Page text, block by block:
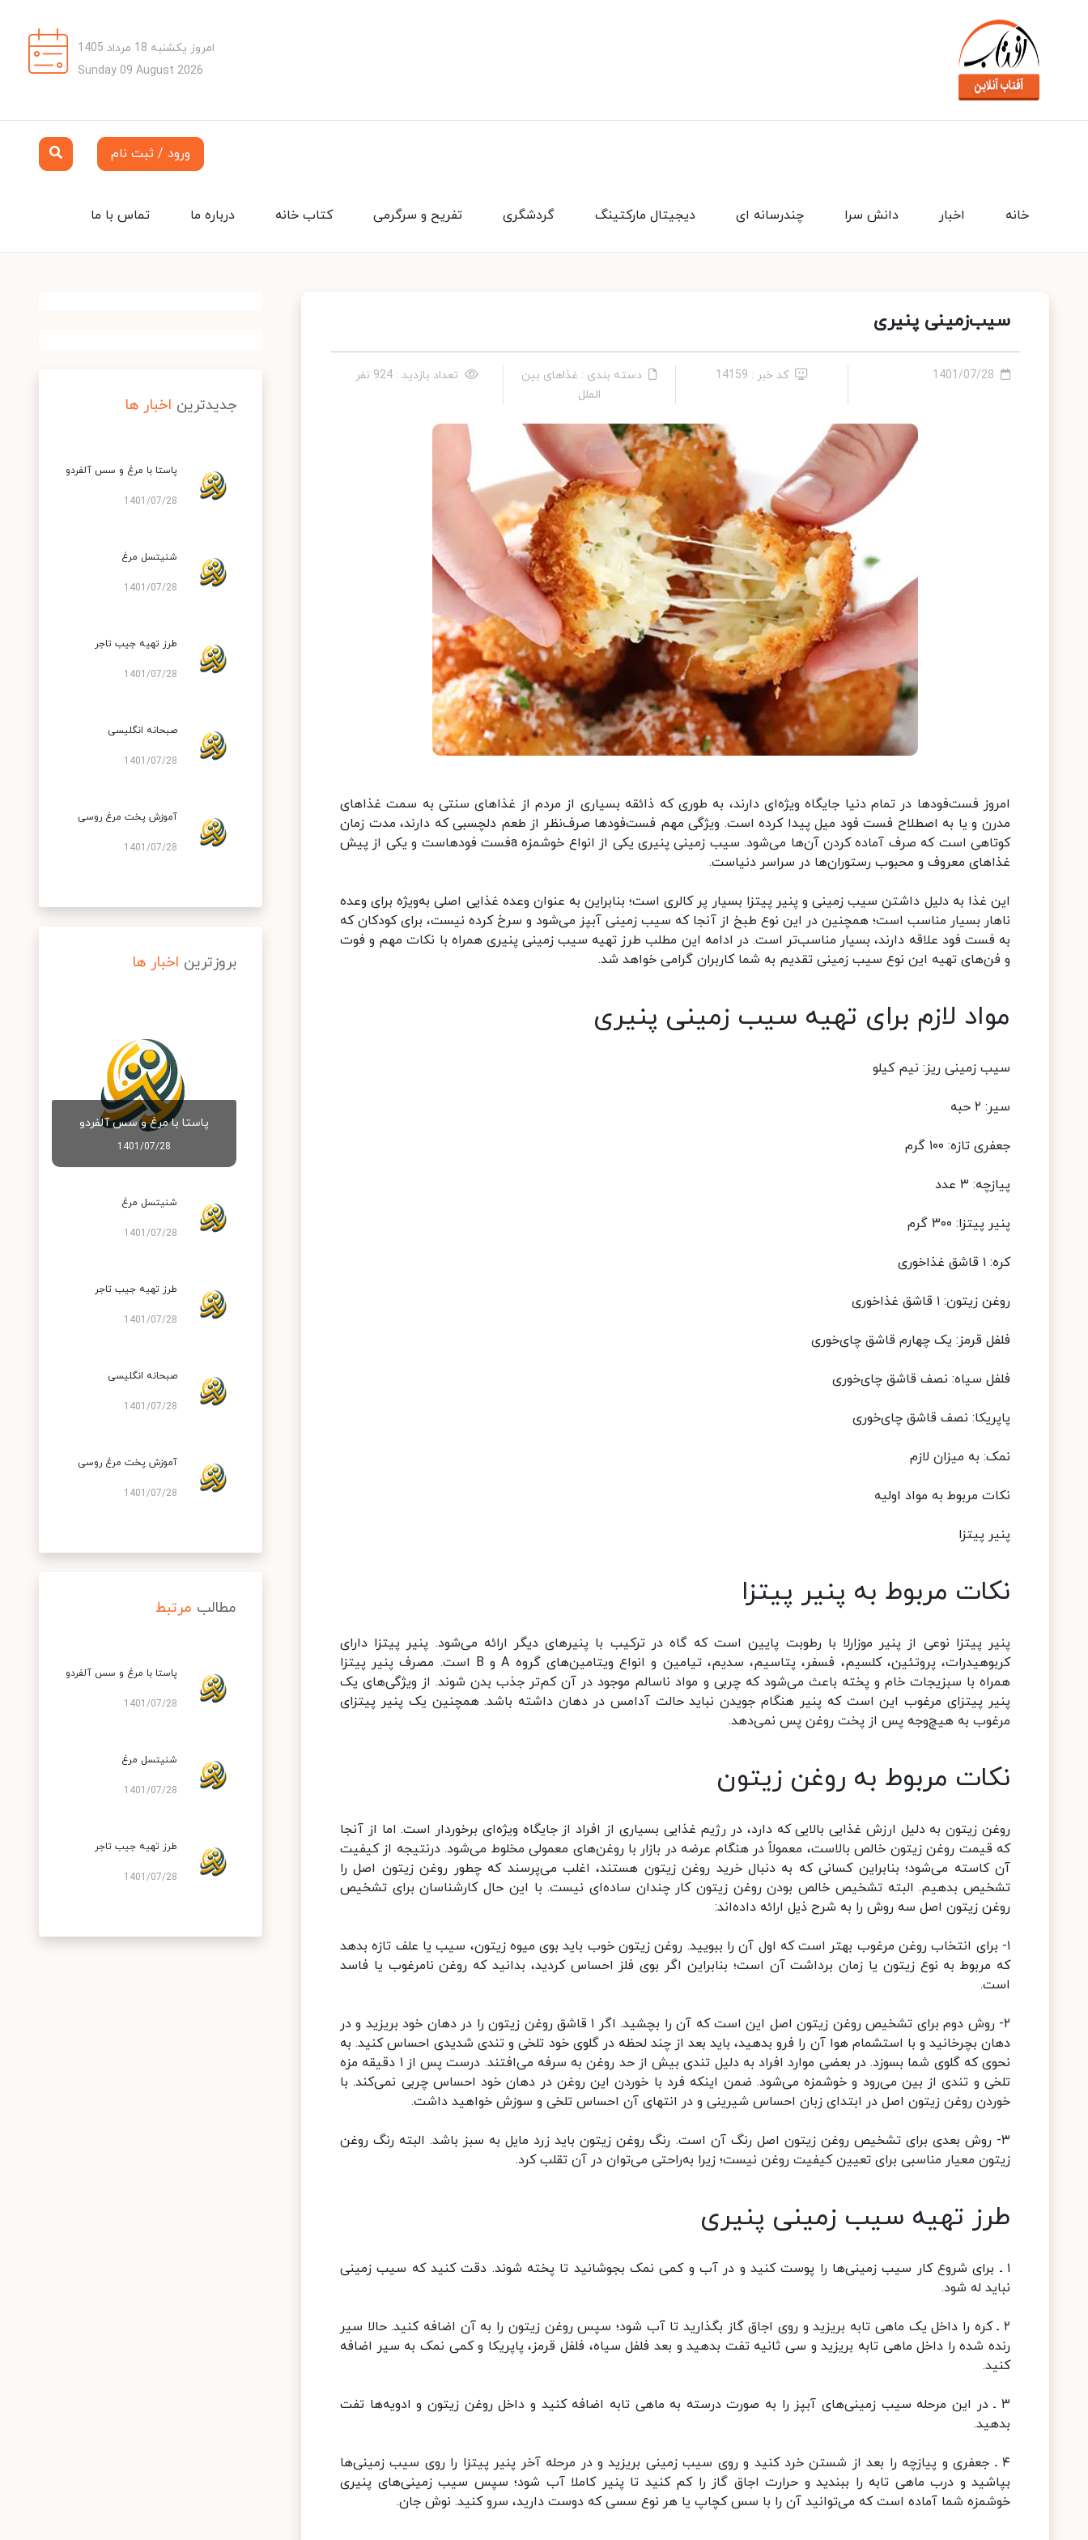
امروز یکشنبه 18 مرداد 1405
Sunday 09 August 2026
ورود / ثبت نام
تماس با ما درباره ما کتاب خانه تفریح و سرگرمی گردشگری دیجیتال مارکتینگ چندرسانه ای دانش سرا اخبار خانه
سیب‌زمینی پنیری
1401/07/28 کد خبر : 14159
دسته بندی : غذاهای بین
الملل
تعداد بازدید : 924 نفر
امروز فست‌فود‌ها در تمام دنیا جایگاه ویژه‌ای دارند، به طوری که ذائقه بسیاری از مردم از غذا‌های سنتی به سمت غذا‌های
مدرن و یا به اصطلاح فست فود میل پیدا کرده است. ویژگی مهم فست‌فود‌ها صرف‌نظر از طعم دلچسبی که دارند، مدت زمان
کوتاهی است که صرف آماده کردن آن‌ها می‌شود. سیب زمینی پنیری یکی از انواع خوشمزه aفست فودهاست و یکی از پیش
غذا‌های معروف و محبوب رستوران‌ها در سراسر دنیاست.
این غذا به دلیل داشتن سیب زمینی و پنیر پیتزا بسیار پر کالری است؛ بنابراین به عنوان وعده غذایی اصلی به‌ویژه برای وعده
ناهار بسیار مناسب است؛ همچنین در این نوع طبخ از آنجا که سیب زمینی آبپز می‌شود و سرخ کرده نیست، برای کودکان که
به فست فود علاقه دارند، بسیار مناسب‌تر است. در ادامه این مطلب طرز تهیه سیب زمینی پنیری همراه با نکات مهم و فوت
و فن‌های تهیه این نوع سیب زمینی تقدیم به شما کاربران گرامی خواهد شد.
مواد لازم برای تهیه سیب زمینی پنیری
سیب زمینی ریز: نیم کیلو
سیر: ۲ حبه
جعفری تازه: ۱۰۰ گرم
پیازچه: ۳ عدد
پنیر پیتزا: ۳۰۰ گرم
کره: ۱ قاشق غذاخوری
روغن زیتون: ۱ قاشق غذاخوری
فلفل قرمز: یک چهارم قاشق چای‌خوری
فلفل سیاه: نصف قاشق چای‌خوری
پاپریکا: نصف قاشق چای‌خوری
نمک: به میزان لازم
نکات مربوط به مواد اولیه
پنیر پیتزا
نکات مربوط به پنیر پیتزا
پنیر پیتزا نوعی از پنیر موزارلا با رطوبت پایین است که گاه در ترکیب با پنیر‌های دیگر ارائه می‌شود. پنیر پیتزا دارای
کربوهیدرات، پروتئین، کلسیم، فسفر، پتاسیم، سدیم، تیامین و انواع ویتامین‌های گروه A و B است. مصرف پنیر پیتزا
همراه با سبزیجات خام و پخته باعث می‌شود که چربی و مواد ناسالم موجود در آن کم‌تر جذب بدن شوند. از ویژگی‌های یک
پنیر پیتزای مرغوب این است که پنیر هنگام جویدن نباید حالت آدامس در دهان داشته باشد. همچنین یک پنیر پیتزای
مرغوب به هیچ‌وجه پس از پخت روغن پس نمی‌دهد.
نکات مربوط به روغن زیتون
روغن زیتون به دلیل ارزش غذایی بالایی که دارد، در رژیم غذایی بسیاری از افراد از جایگاه ویژه‌ای برخوردار است. اما از آنجا
که قیمت روغن زیتون خالص بالاست، معمولاً در هنگام عرضه در بازار با روغن‌های معمولی مخلوط می‌شود. درنتیجه از کیفیت
آن کاسته می‌شود؛ بنابراین کسانی که به دنبال خرید روغن زیتون هستند، اغلب می‌پرسند که چطور روغن زیتون اصل را
تشخیص بدهیم. البته تشخیص خالص بودن روغن زیتون کار چندان ساده‌ای نیست. با این حال کارشناسان برای تشخیص
روغن زیتون اصل سه روش را به شرح ذیل ارائه داده‌اند:
۱- برای انتخاب روغن مرغوب بهتر است که اول آن را ببویید. روغن زیتون خوب باید بوی میوه زیتون، سیب یا علف تازه بدهد
که مربوط به نوع زیتون یا زمان برداشت آن است؛ بنابراین اگر بوی فلز احساس کردید، بدانید که روغن نامرغوب یا فاسد
است.
۲- روش دوم برای تشخیص روغن زیتون اصل این است که آن را بچشید. اگر ۱ قاشق روغن زیتون را در دهان خود بریزید و در
دهان بچرخانید و با استشمام هوا آن را فرو بدهید، باید بعد از چند لحظه در گلوی خود تلخی و تندی شدیدی احساس کنید. به
نحوی که گلوی شما بسوزد. در بعضی موارد افراد به دلیل تندی بیش از حد روغن به سرفه می‌افتند. درست پس از ۱ دقیقه مزه
تلخی و تندی از بین می‌رود و خوشمزه می‌شود. ضمن اینکه فرد با خوردن این روغن در دهان خود احساس چربی نمی‌کند. با
خوردن روغن زیتون اصل در ابتدای زبان احساس شیرینی و در انتهای آن احساس تلخی و سوزش خواهید داشت.
۳- روش بعدی برای تشخیص روغن زیتون اصل رنگ آن است. رنگ روغن زیتون باید زرد مایل به سبز باشد. البته رنگ روغن
زیتون معیار مناسبی برای تعیین کیفیت روغن نیست؛ زیرا به‌راحتی می‌توان در آن تقلب کرد.
طرز تهیه سیب زمینی پنیری
۱ ـ برای شروع کار سیب زمینی‌ها را پوست کنید و در آب و کمی نمک بجوشانید تا پخته شوند. دقت کنید که سیب زمینی
نباید له شود.
۲ ـ کره را داخل یک ماهی تابه بریزید و روی اجاق گاز بگذارید تا آب شود؛ سپس روغن زیتون را به آن اضافه کنید. حالا سیر
رنده شده را داخل ماهی تابه بریزید و سی ثانیه تفت بدهید و بعد فلفل سیاه، فلفل قرمز، پاپریکا و کمی نمک به سیر اضافه
کنید.
۳ ـ در این مرحله سیب زمینی‌های آبپز را به صورت درسته به ماهی تابه اضافه کنید و داخل روغن زیتون و ادویه‌ها تفت
بدهید.
۴ ـ جعفری و پیازچه را بعد از شستن خرد کنید و روی سیب زمینی بریزید و در مرحله آخر پنیر پیتزا را روی سیب زمینی‌ها
بپاشید و درب ماهی تابه را ببندید و حرارت اجاق گاز را کم کنید تا پنیر کاملا آب شود؛ سپس سیب زمینی‌های پنیری
خوشمزه شما آماده است که می‌توانید آن را با سس کچاپ یا هر نوع سسی که دوست دارید، سرو کنید. نوش جان.
جدیدترین اخبار ها
پاستا با مرغ و سس آلفردو
1401/07/28
شنیتسل مرغ
1401/07/28
طرز تهیه جیب تاجر
1401/07/28
صبحانه انگلیسی
1401/07/28
آموزش پخت مرغ روسی
1401/07/28
بروزترین اخبار ها
پاستا با مرغ و سس آلفردو
1401/07/28
شنیتسل مرغ
1401/07/28
طرز تهیه جیب تاجر
1401/07/28
صبحانه انگلیسی
1401/07/28
آموزش پخت مرغ روسی
1401/07/28
مطالب مرتبط
پاستا با مرغ و سس آلفردو
1401/07/28
شنیتسل مرغ
1401/07/28
طرز تهیه جیب تاجر
1401/07/28